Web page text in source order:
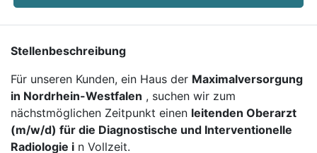
Stellenbeschreibung
Für unseren Kunden, ein Haus der Maximalversorgung
in Nordrhein-Westfalen , suchen wir zum
nächstmöglichen Zeitpunkt einen leitenden Oberarzt
(m/w/d) für die Diagnostische und Interventionelle
Radiologie i n Vollzeit.